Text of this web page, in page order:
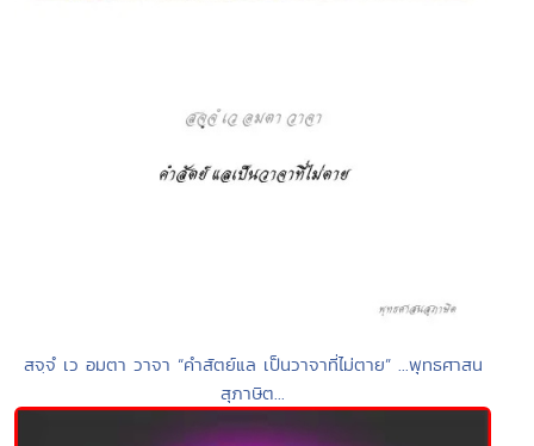
สจฺจํ เว อมตา วาจา “คำสัตย์แล เป็นวาจาที่ไม่ตาย” ...พุทธศาสน
สุภาษิต...